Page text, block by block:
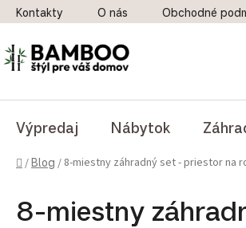
Prejsť na obsah
Kontakty O nás Obchodné
Výpredaj Nábytok
Domov
/Blog / 8-miestny záhradný set - priestor na
8-miestny